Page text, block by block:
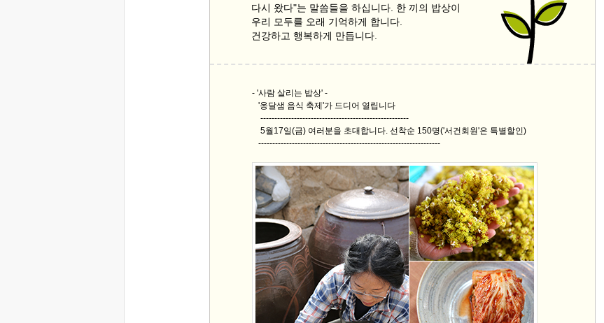
다시 왔다"는 말씀들을 하십니다. 한 끼의 밥상이
우리 모두를 오래 기억하게 합니다.
건강하고 행복하게 만듭니다.
- '사람 살리는 밥상' -
'옹달샘 음식 축제'가 드디어 열립니다
-----------------------------------------------------
5월17일(금) 여러분을 초대합니다. 선착순 150명('서건회원'은 특별할인)
-----------------------------------------------------------------